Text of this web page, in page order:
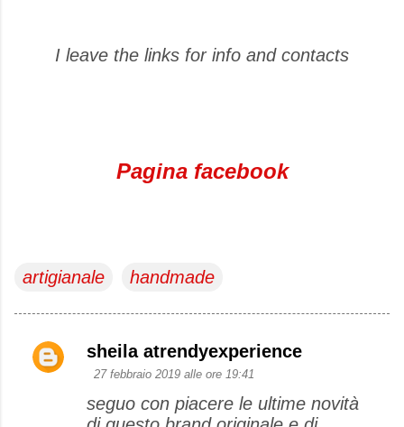
I leave the links for info and contacts
Pagina facebook
artigianale handmade
C
sheila atrendyexperience
27 febbraio 2019 alle ore 19:41
seguo con piacere le ultime novità